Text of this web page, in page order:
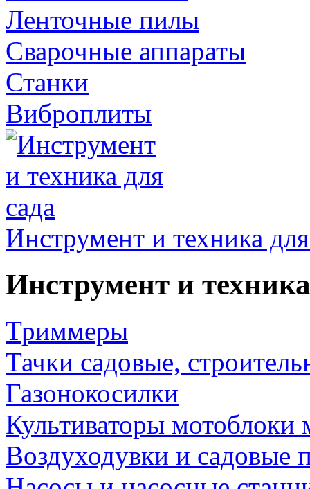
Ленточные пилы
Сварочные аппараты
Станки
Виброплиты
Инструмент и техника
Инструмент и
Триммеры
Тачки садовые,
Газонокосилки
Культиваторы мотоблоки
Воздуходувки и садовые